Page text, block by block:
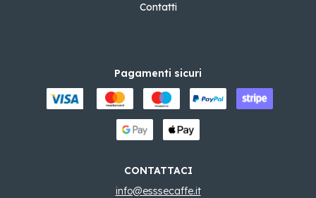
Contatti
Pagamenti sicuri
CONTATTACI
info@esssecaffe.it